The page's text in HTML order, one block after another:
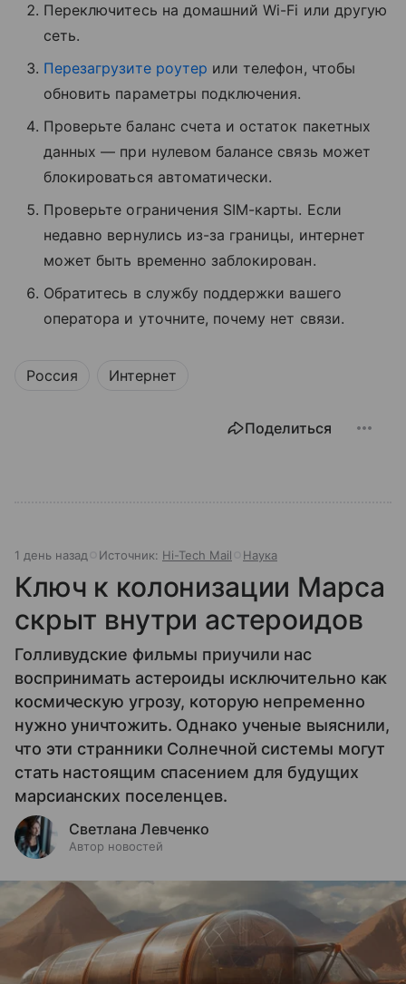
Переключитесь на домашний Wi-Fi или другую
сеть.
Перезагрузите роутер или телефон, чтобы
обновить параметры подключения.
Проверьте баланс счета и остаток пакетных
данных — при нулевом балансе связь может
блокироваться автоматически.
Проверьте ограничения SIM-карты. Если
недавно вернулись из-за границы, интернет
может быть временно заблокирован.
Обратитесь в службу поддержки вашего
оператора и уточните, почему нет связи.
Россия Интернет
Поделиться
1 день назад Источник: Hi-Tech Mail Наука
Ключ к колонизации Марса
скрыт внутри астероидов
Голливудские фильмы приучили нас
воспринимать астероиды исключительно как
космическую угрозу, которую непременно
нужно уничтожить. Однако ученые выяснили,
что эти странники Солнечной системы могут
стать настоящим спасением для будущих
марсианских поселенцев.
Светлана Левченко
Автор новостей